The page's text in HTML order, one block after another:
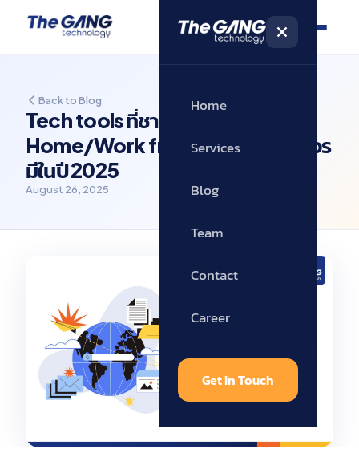
Home
Services
Blog
Team
Contact
Career
Get In Touch
Back to Blog
Tech tools ที่ชาว Work from
Home/Work from Anywhere ควร
มีในปี 2025
August 26, 2025